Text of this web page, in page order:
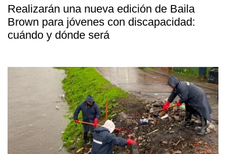
Realizarán una nueva edición de Baila
Brown para jóvenes con discapacidad:
cuándo y dónde será